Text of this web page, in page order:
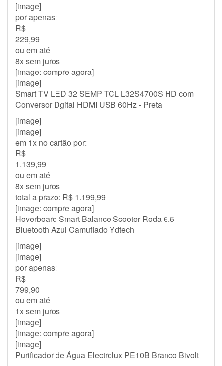
[image]
por apenas:
R$
229,99
ou em até
8x sem juros
[image: compre agora]
[image]
Smart TV LED 32 SEMP TCL L32S4700S HD com
Conversor Dgital HDMI USB 60Hz - Preta
[image]
[image]
em 1x no cartão por:
R$
1.139,99
ou em até
8x sem juros
total a prazo: R$ 1.199,99
[image: compre agora]
Hoverboard Smart Balance Scooter Roda 6.5
Bluetooth Azul Camuflado Ydtech
[image]
[image]
por apenas:
R$
799,90
ou em até
1x sem juros
[image]
[image: compre agora]
[image]
Purificador de Água Electrolux PE10B Branco Bivolt